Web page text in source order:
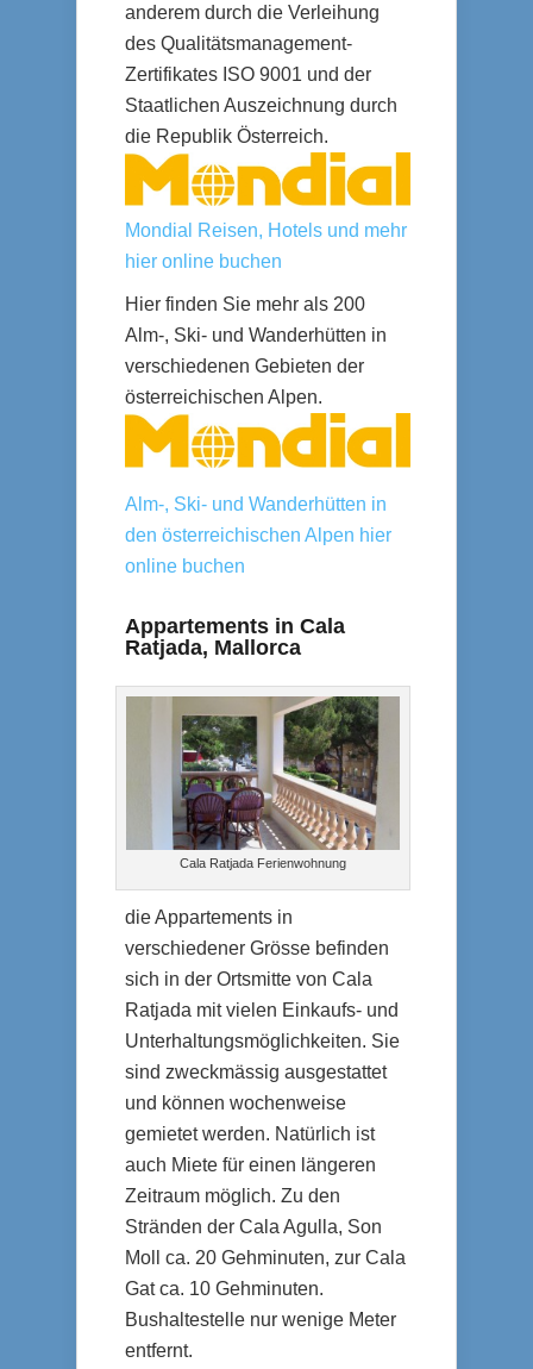
anderem durch die Verleihung
des Qualitätsmanagement-
Zertifikates ISO 9001 und der
Staatlichen Auszeichnung durch
die Republik Österreich.
Mondial Reisen, Hotels und mehr
hier online buchen
Hier finden Sie mehr als 200
Alm-, Ski- und Wanderhütten in
verschiedenen Gebieten der
österreichischen Alpen.
Alm-, Ski- und Wanderhütten in
den österreichischen Alpen hier
online buchen
Appartements in Cala
Ratjada, Mallorca
Cala Ratjada Ferienwohnung
die Appartements in
verschiedener Grösse befinden
sich in der Ortsmitte von Cala
Ratjada mit vielen Einkaufs- und
Unterhaltungsmöglichkeiten. Sie
sind zweckmässig ausgestattet
und können wochenweise
gemietet werden. Natürlich ist
auch Miete für einen längeren
Zeitraum möglich. Zu den
Stränden der Cala Agulla, Son
Moll ca. 20 Gehminuten, zur Cala
Gat ca. 10 Gehminuten.
Bushaltestelle nur wenige Meter
entfernt.